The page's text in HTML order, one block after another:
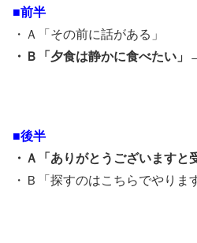
■前半
・Ａ「その前に話がある」
・Ｂ「夕食は静かに食べたい」
■後半
・Ａ「ありがとうございます
・Ｂ「探すのはこちらでやりま